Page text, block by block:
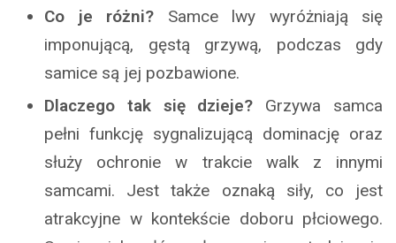
Co je różni? Samce lwy wyróżniają się
imponującą, gęstą grzywą, podczas gdy
samice są jej pozbawione.
Dlaczego tak się dzieje? Grzywa samca
pełni funkcję sygnalizującą dominację oraz
służy ochronie w trakcie walk z innymi
samcami. Jest także oznaką siły, co jest
atrakcyjne w kontekście doboru płciowego.